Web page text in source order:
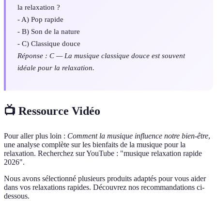
la relaxation ?
- A) Pop rapide
- B) Son de la nature
- C) Classique douce
Réponse : C — La musique classique douce est souvent
idéale pour la relaxation.
📺 Ressource Vidéo
Pour aller plus loin : Comment la musique influence notre bien-être,
une analyse complète sur les bienfaits de la musique pour la
relaxation. Recherchez sur YouTube : "musique relaxation rapide
2026".
Nous avons sélectionné plusieurs produits adaptés pour vous aider
dans vos relaxations rapides. Découvrez nos recommandations ci-
dessous.